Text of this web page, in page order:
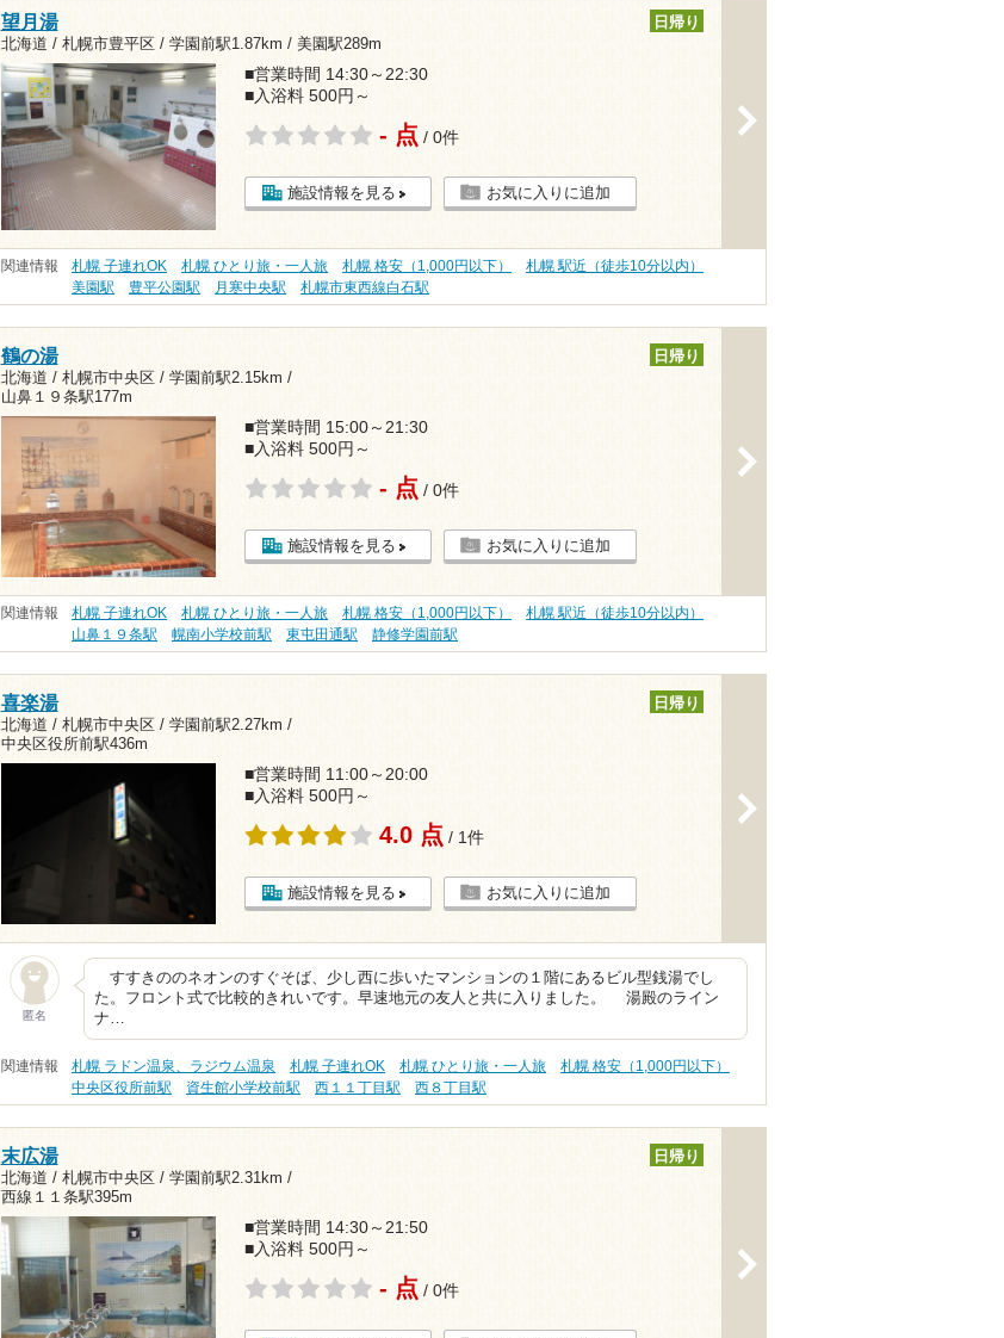
望月湯
北海道 / 札幌市豊平区 / 学園前駅1.87km / 美園駅289m
日帰り
■営業時間 14:30～22:30
■入浴料 500円～
- 点 / 0件
施設情報を見る お気に入りに追加
関連情報 札幌 子連れOK 札幌 ひとり旅・一人旅 札幌 格安（1,000円以下）
札幌 駅近（徒歩10分以内）
美園駅
豊平公園駅 月寒中央駅 札幌市東西線白石駅
鶴の湯
北海道 / 札幌市中央区 / 学園前駅2.15km /
山鼻１９条駅177m
日帰り
■営業時間 15:00～21:30
■入浴料 500円～
- 点 / 0件
施設情報を見る お気に入りに追加
関連情報 札幌 子連れOK 札幌 ひとり旅・一人旅 札幌 格安（1,000円以下）
札幌 駅近（徒歩10分以内）
山鼻１９条駅
幌南小学校前駅 東屯田通駅 静修学園前駅
喜楽湯
北海道 / 札幌市中央区 / 学園前駅2.27km /
中央区役所前駅436m
日帰り
■営業時間 11:00～20:00
■入浴料 500円～
4.0 点 / 1件
施設情報を見る お気に入りに追加
匿名
すすきののネオンのすぐそば、少し西に歩いたマンションの１階にあるビル型銭湯でし
た。フロント式で比較的きれいです。早速地元の友人と共に入りました。 湯殿のライン
ナ…
関連情報 札幌 ラドン温泉、ラジウム温泉 札幌 子連れOK 札幌 ひとり旅・一人旅
札幌 格安（1,000円以下）
中央区役所前駅
資生館小学校前駅 西１１丁目駅 西８丁目駅
末広湯
北海道 / 札幌市中央区 / 学園前駅2.31km /
西線１１条駅395m
日帰り
■営業時間 14:30～21:50
■入浴料 500円～
- 点 / 0件